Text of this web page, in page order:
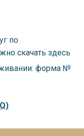
по
скачать здесь
форма №